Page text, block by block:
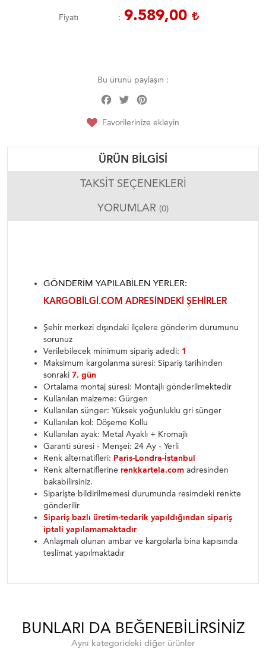
Fiyatı 9.589,00
Bu ürünü paylaşın :
Facebook
Twitter
Favorilerinize ekleyin
ÜRÜN BILGISI
TAKSIT SEÇENEKLERI
YORUMLAR (0)
GÖNDERIM YAPILABILEN YERLER:
KARGOBILGI.COM ADRESINDEKI ŞEHIRLER
Şehir merkezi dışındaki ilçelere gönderim durumunu
sorunuz
Verilebilecek minimum sipariş adedi: 1
Maksimum kargolanma süresi: Sipariş tarihinden
sonraki 7. gün
Ortalama montaj süresi: Montajlı gönderilmektedir
Kullanılan malzeme: Gürgen
Kullanılan sünger: Yüksek yoğunluklu gri sünger
Kullanılan kol: Döşeme Kollu
Kullanılan ayak: Metal Ayaklı + Kromajlı
Garanti süresi - Menşei: 24 Ay - Yerli
Renk alternatifleri: Paris-Londra-İstanbul
Renk alternatiflerine renkkartela.com adresinden
bakabilirsiniz.
Siparişte bildirilmemesi durumunda resimdeki renkte
gönderilir
Sipariş bazlı üretim-tedarik yapıldığından sipariş
iptali yapılamamaktadır
Anlaşmalı olunan ambar ve kargolarla bina kapısında
teslimat yapılmaktadır
BUNLARI DA BEĞENEBILIRSINIZ
Aynı kategorideki diğer ürünler